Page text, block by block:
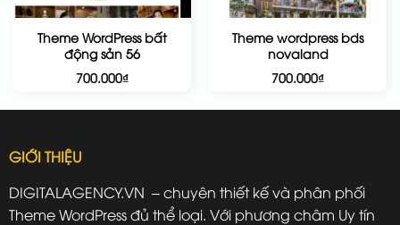
Theme WordPress bất
động sản 56
700.000₫
Theme wordpress bds
novaland
700.000₫
GIỚI THIỆU
DIGITALAGENCY.VN – chuyên thiết kế và phân phối
Theme WordPress đủ thể loại. Với phương châm Uy tín